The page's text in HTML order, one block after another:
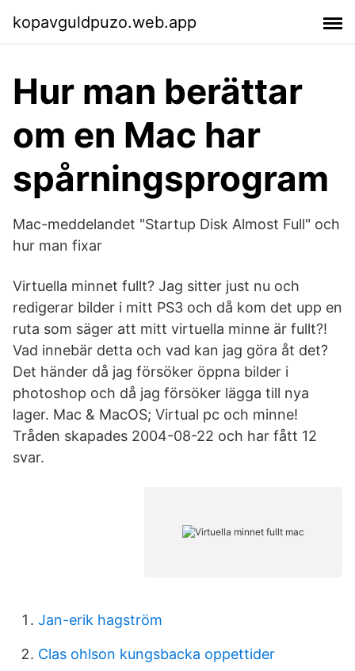
kopavguldpuzo.web.app
Hur man berättar
om en Mac har
spårningsprogram
Mac-meddelandet "Startup Disk Almost Full" och
hur man fixar
Virtuella minnet fullt? Jag sitter just nu och
redigerar bilder i mitt PS3 och då kom det upp en
ruta som säger att mitt virtuella minne är fullt?!
Vad innebär detta och vad kan jag göra åt det?
Det händer då jag försöker öppna bilder i
photoshop och då jag försöker lägga till nya
lager. Mac & MacOS; Virtual pc och minne!
Tråden skapades 2004-08-22 och har fått 12
svar.
Jan-erik hagström
Clas ohlson kungsbacka oppettider